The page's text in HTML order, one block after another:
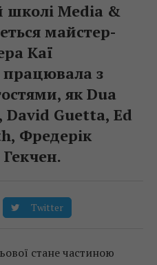
школі Media &
майстер-
Каї
працювала з
як Dua
David Guetta, Ed
Фредерік
Гекчен.
Twitter
стане частиною